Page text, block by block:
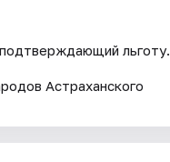
льготу.
Астраханского